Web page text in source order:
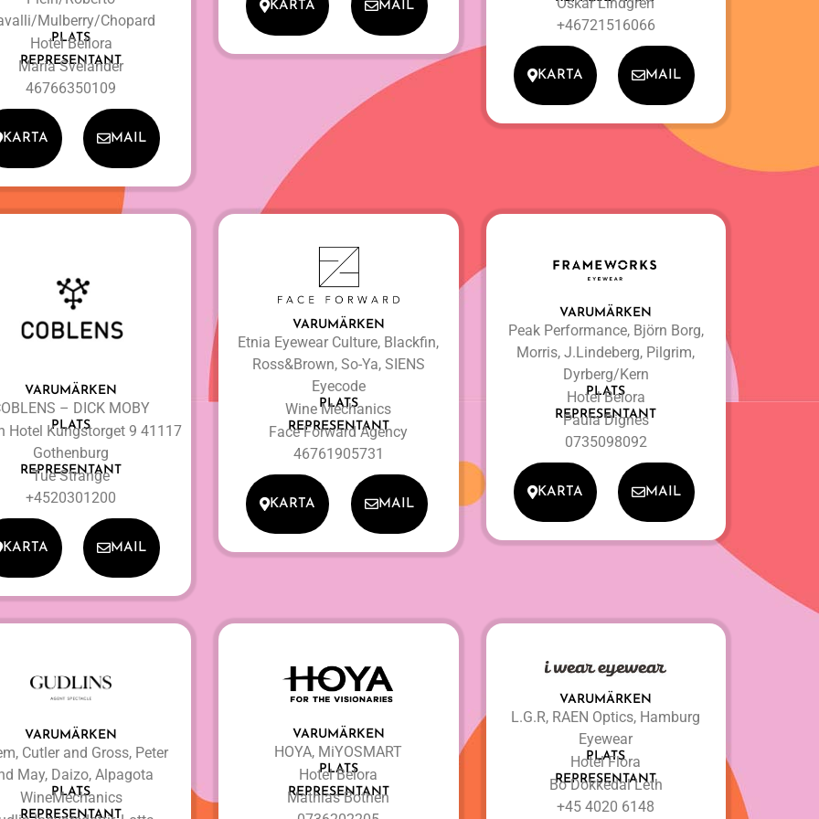
Mulberry/Chopard
PLATS
Hotel Bellora
REPRESENTANT
Maria Svelander
46766350109
KARTA MAIL
KARTA MAIL
+46721516066
KARTA MAIL
VARUMÄRKEN
– DICK MOBY
PLATS
Hotel Kungstorget 9 41117
Gothenburg
REPRESENTANT
Tue Strange
+4520301200
KARTA MAIL
VARUMÄRKEN
Etnia Eyewear Culture, Blackfin,
Ross&Brown, So-Ya, SIENS
Eyecode
PLATS
Wine Mechanics
REPRESENTANT
Face Forward Agency
46761905731
KARTA MAIL
VARUMÄRKEN
Peak Performance, Björn Borg,
Morris, J.Lindeberg, Pilgrim,
Dyrberg/Kern
PLATS
Hotel Belora
REPRESENTANT
Paula Dignes
0735098092
KARTA MAIL
VARUMÄRKEN
Cutler and Gross, Peter
May, Daizo, Alpagota
PLATS
WineMechanics
REPRESENTANT
VARUMÄRKEN
HOYA, MiYOSMART
PLATS
Hotel Belora
REPRESENTANT
Mathias Bothén
VARUMÄRKEN
L.G.R, RAEN Optics, Hamburg
Eyewear
PLATS
Hotel Flora
REPRESENTANT
Bo Dokkedal Leth
+45 4020 6148